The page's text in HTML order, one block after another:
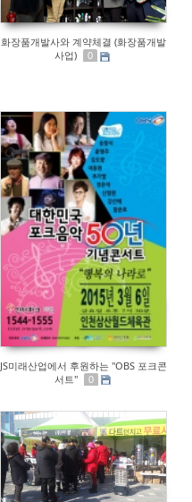
화장품개발사와 계약체결 (화장품개발
사업)
0
JS미래산업에서 후원하는 "OBS 포크콘
서트"
0